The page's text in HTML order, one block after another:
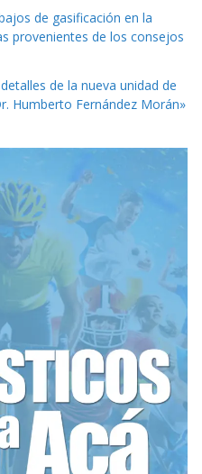
de gasificación en la
provenientes de los consejos
de la nueva unidad de
Humberto Fernández Morán»